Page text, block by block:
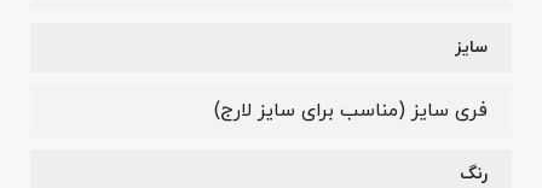
سایز
فری سایز (مناسب برای سایز لارج)
رنگ